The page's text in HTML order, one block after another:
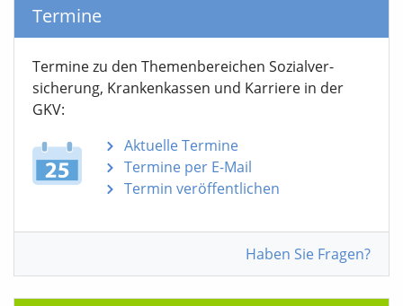
Termine
Termine zu den Themen­bereichen Sozialver­
sicherung, Krankenkassen und Karriere in der
GKV:
Aktuelle Termine
Termine per E-Mail
Termin veröffentlichen
Haben Sie Fragen?